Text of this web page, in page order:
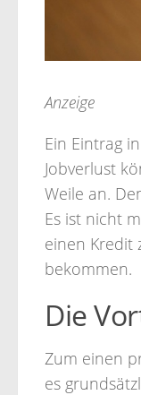
Anzeige
Ein Eintrag
Jobverlust
Weile an.
Es ist nicht
einen Kredit
bekommen.
Die
Zum einen
es